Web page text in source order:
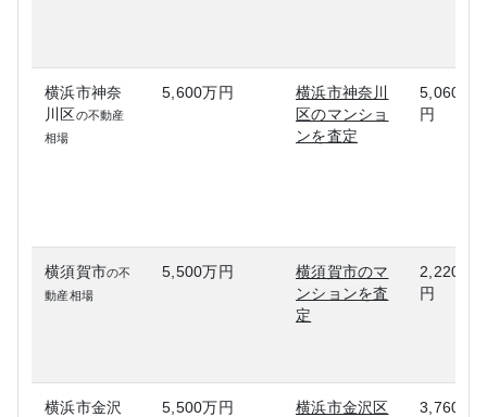
横浜市神奈
川区の不動産
相場
5,600万円
横浜市神奈川
区のマンショ
ンを査定
5,060万
円
横須賀市の不
動産相場
5,500万円
横須賀市のマ
ンションを査
定
2,220万
円
横浜市金沢
5,500万円
横浜市金沢区
3,760万